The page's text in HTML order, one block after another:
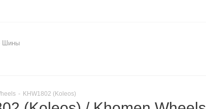
Шины
- KHW1802 (Koleos)